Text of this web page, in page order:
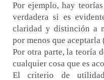
Por ejemplo, hay
verdadera si es
claridad y distinción a
por menos que
Por otra parte, la teoría
cualquier cosa que es
El criterio de